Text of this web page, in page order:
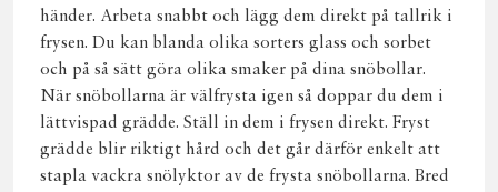
händer. Arbeta snabbt och lägg dem direkt på tallrik i
frysen. Du kan blanda olika sorters glass och sorbet
och på så sätt göra olika smaker på dina snöbollar.
När snöbollarna är välfrysta igen så doppar du dem i
lättvispad grädde. Ställ in dem i frysen direkt. Fryst
grädde blir riktigt hård och det går därför enkelt att
stapla vackra snölyktor av de frysta snöbollarna. Bred